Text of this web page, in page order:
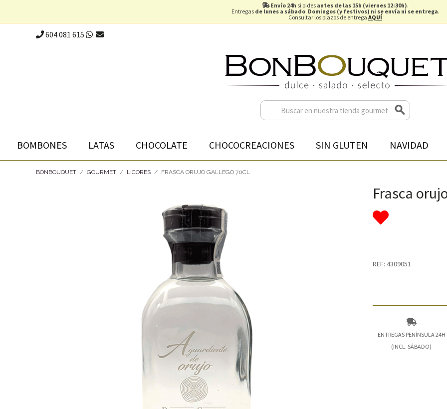
Envío 24h si pides antes de las 15h (viernes 12:30h).
Entregas de lunes a sábado. Domingos (y festivos) ni se envía ni se entrega.
Consultar los plazos de entrega AQUÍ
604 081 615
BOMBONES LATAS CHOCOLATE CHOCOCREACIONES SIN GLUTEN NAVIDAD
BONBOUQUET / GOURMET / LICORES / FRASCA ORUJO GALLEGO 70CL
Frasca
REF: 4309051
ENTREGAS PENÍNSULA 24H
(INCL. SÁBADO)